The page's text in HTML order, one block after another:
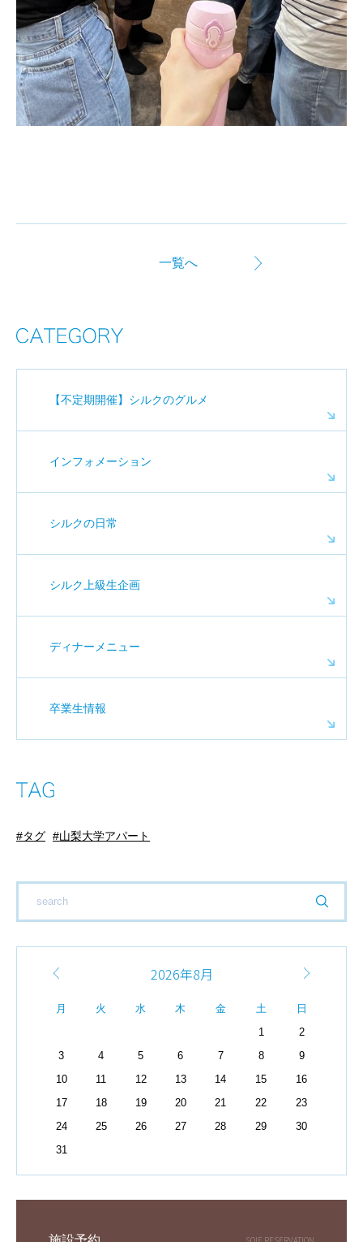
一覧へ
【不定期開催】シルクのグルメ
インフォメーション
シルクの日常
シルク上級生企画
ディナーメニュー
卒業生情報
タグ 山梨大学アパート
2026年8月
月 火 水 木 金 土
日
1
2
3
4 5 6 7 8
9
10
11 12 13 14 15
16
17
18 19 20 21 22
23
24
25 26 27 28 29
30
31